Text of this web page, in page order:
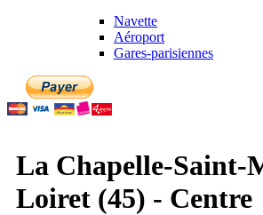
Navette
Aéroport
Gares-parisiennes
La Chapelle-Saint-
Loiret (45) - Centre